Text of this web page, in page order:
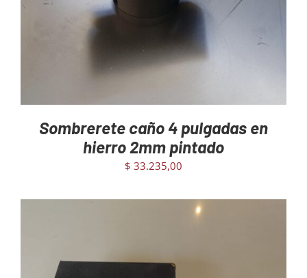
Sombrerete caño 4 pulgadas en
hierro 2mm pintado
$ 33.235,00